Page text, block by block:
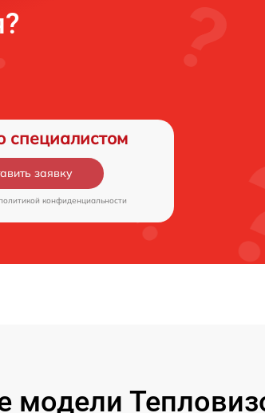
специалистом
заявку
конфиденциальности
модели